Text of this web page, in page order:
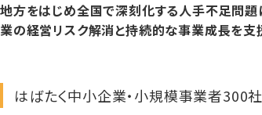
地方をはじめ全国で深刻化する人手不足問題
業の経営リスク解消と持続的な事業成長を支
はばたく中小企業・小規模事業者300